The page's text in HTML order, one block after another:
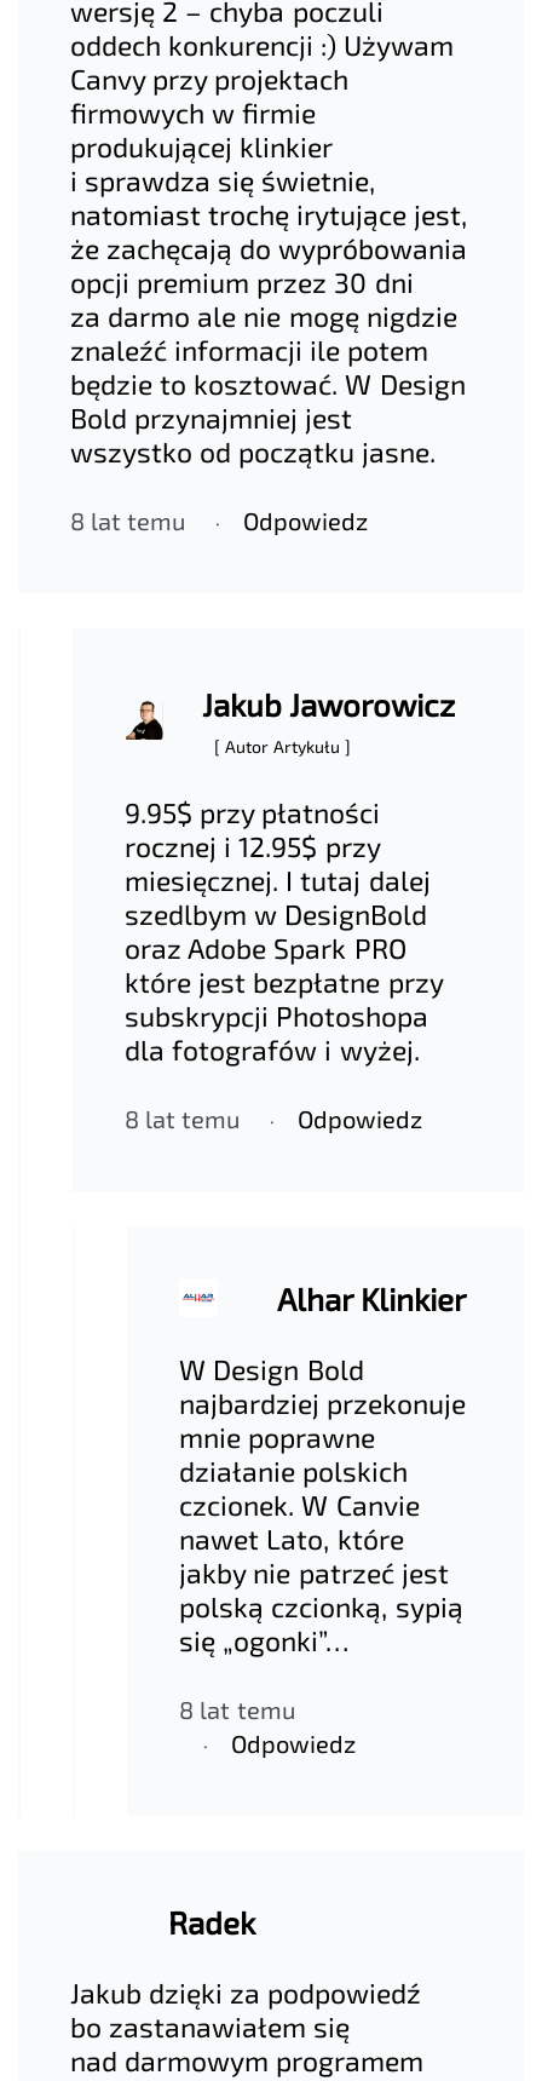
wersję 2 – chyba poczuli
oddech konkurencji :) Używam
Canvy przy projektach
firmowych w firmie
produkującej klinkier
i sprawdza się świetnie,
natomiast trochę irytujące jest,
że zachęcają do wypróbowania
opcji premium przez 30 dni
za darmo ale nie mogę nigdzie
znaleźć informacji ile potem
będzie to kosztować. W Design
Bold przynajmniej jest
wszystko od początku jasne.
8 lat temu Odpowiedz
Jakub Jaworowicz
[ Autor Artykułu ]
9.95$ przy płatności
rocznej i 12.95$ przy
miesięcznej. I tutaj dalej
szedlbym w DesignBold
oraz Adobe Spark PRO
które jest bezpłatne przy
subskrypcji Photoshopa
dla fotografów i wyżej.
8 lat temu Odpowiedz
Alhar Klinkier
W Design Bold
najbardziej przekonuje
mnie poprawne
działanie polskich
czcionek. W Canvie
nawet Lato, które
jakby nie patrzeć jest
polską czcionką, sypią
się „ogonki”…
8 lat temu
Odpowiedz
Radek
Jakub dzięki za podpowiedź
bo zastanawiałem się
nad darmowym programem